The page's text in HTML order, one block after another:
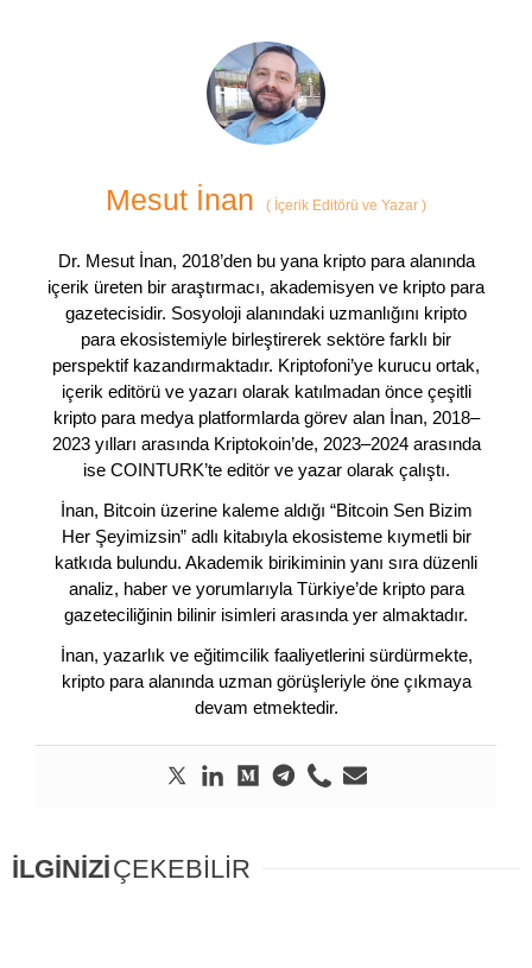
Mesut İnan ( İçerik Editörü ve Yazar )
Dr. Mesut İnan, 2018’den bu yana kripto para alanında
içerik üreten bir araştırmacı, akademisyen ve kripto para
gazetecisidir. Sosyoloji alanındaki uzmanlığını kripto
para ekosistemiyle birleştirerek sektöre farklı bir
perspektif kazandırmaktadır. Kriptofoni’ye kurucu ortak,
içerik editörü ve yazarı olarak katılmadan önce çeşitli
kripto para medya platformlarda görev alan İnan, 2018–
2023 yılları arasında Kriptokoin’de, 2023–2024 arasında
ise COINTURK’te editör ve yazar olarak çalıştı.
İnan, Bitcoin üzerine kaleme aldığı “Bitcoin Sen Bizim
Her Şeyimizsin” adlı kitabıyla ekosisteme kıymetli bir
katkıda bulundu. Akademik birikiminin yanı sıra düzenli
analiz, haber ve yorumlarıyla Türkiye’de kripto para
gazeteciliğinin bilinir isimleri arasında yer almaktadır.
İnan, yazarlık ve eğitimcilik faaliyetlerini sürdürmekte,
kripto para alanında uzman görüşleriyle öne çıkmaya
devam etmektedir.
İLGİNİZİÇEKEBİLİR